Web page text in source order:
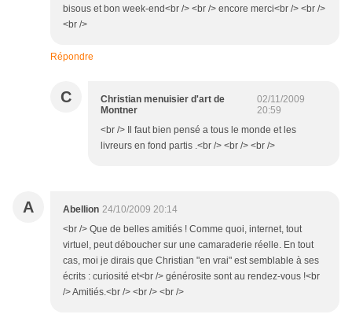
bisous et bon week-end<br /> <br /> encore merci<br /> <br />
<br />
Répondre
C
Christian menuisier d'art de
Montner
02/11/2009
20:59
<br /> Il faut bien pensé a tous le monde et les
livreurs en fond partis .<br /> <br /> <br />
A Abellion 24/10/2009 20:14
<br /> Que de belles amitiés ! Comme quoi, internet, tout
virtuel, peut déboucher sur une camaraderie réelle. En tout
cas, moi je dirais que Christian "en vrai" est semblable à ses
écrits : curiosité et<br /> générosite sont au rendez-vous !<br
/> Amitiés.<br /> <br /> <br />